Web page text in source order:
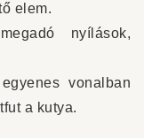
elem.
nyílások,
vonalban
a kutya.